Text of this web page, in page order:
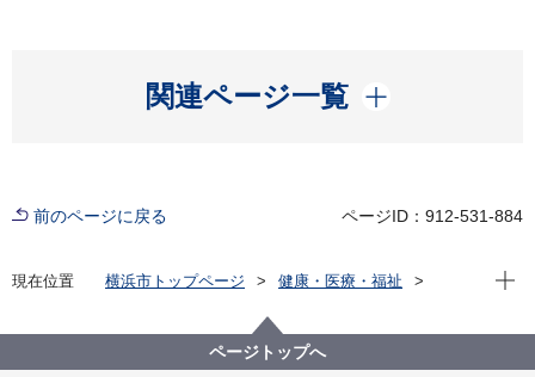
関連ページ一覧
開く
前のページに戻る ページID：912-531-884
現在位置 横浜市トップページ
健康・医療・福祉
現在
ページトップへ